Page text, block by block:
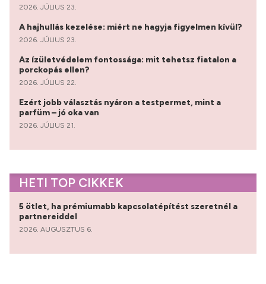
2026. JÚLIUS 23.
A hajhullás kezelése: miért ne hagyja figyelmen kívül?
2026. JÚLIUS 23.
Az ízületvédelem fontossága: mit tehetsz fiatalon a
porckopás ellen?
2026. JÚLIUS 22.
Ezért jobb választás nyáron a testpermet, mint a
parfüm – jó oka van
2026. JÚLIUS 21.
HETI TOP CIKKEK
5 ötlet, ha prémiumabb kapcsolatépítést szeretnél a
partnereiddel
2026. AUGUSZTUS 6.